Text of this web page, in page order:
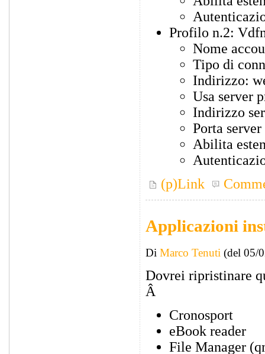
Profilo n.2:
Nome
Tipo di
Indirizzo:
Usa server
Indirizzo
Porta
Abilita
(p)Link
Applicazioni
Di Marco Tenuti (del 05/
Dovrei ripristinare
Â
Cronosport
eBook reader
File Manager